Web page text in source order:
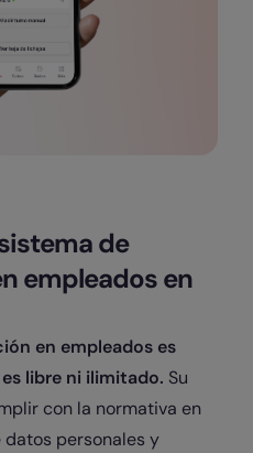
de
empleados en
en empleados es
libre ni ilimitado. Su
con la normativa en
personales y